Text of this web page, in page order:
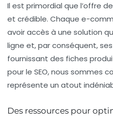
Il est primordial que l’offre
et crédible. Chaque e-
avoir accès à une solution
ligne et, par conséquent,
fournissant des fiches
pour le SEO, nous sommes
représente un atout
Des ressources pour